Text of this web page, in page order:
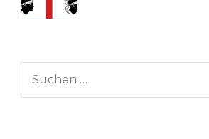
Suchen